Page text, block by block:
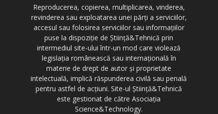
Reproducerea, copierea, multiplicarea, vinderea,
revinderea sau exploatarea unei părți a serviciilor,
accesul sau folosirea serviciilor sau informațiilor
puse la dispoziție de Știință&Tehnică prin
intermediul site-ului într-un mod care violează
legislația românească sau internațională în
materie de drept de autor și proprietate
intelectuală, implică răspunderea civilă sau penală
pentru astfel de acțiuni. Site-ul Știință&Tehnică
este gestionat de către Asociația
Science&Technology.